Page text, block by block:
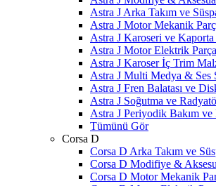
Astra J Arka Takım ve
Astra J Motor Mekanik
Astra J Karoseri ve
Astra J Motor Elektrik
Astra J Karoser İç Trim
Astra J Multi Medya & Ses
Astra J Fren Balatası ve
Astra J Soğutma ve
Astra J Periyodik Bakım ve
Tümünü Gör
Corsa D
Corsa D Arka Takım ve
Corsa D Modifiye &
Corsa D Motor Mekanik